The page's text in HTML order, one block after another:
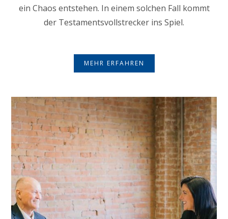
ein Chaos entstehen. In einem solchen Fall kommt
der Testamentsvollstrecker ins Spiel.
MEHR ERFAHREN